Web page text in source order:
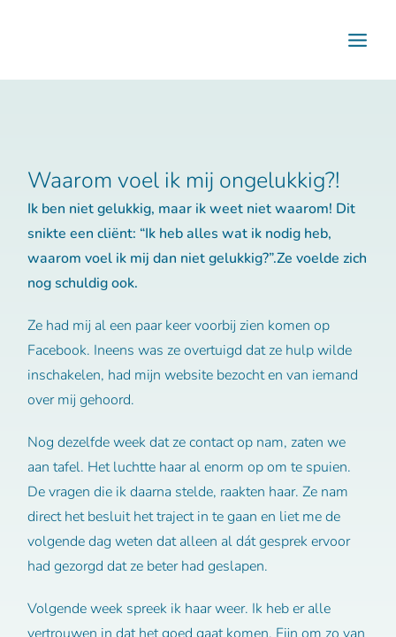
Waarom voel ik mij ongelukkig?!
Ik ben niet gelukkig, maar ik weet niet waarom! Dit
snikte een cliënt: “Ik heb alles wat ik nodig heb,
waarom voel ik mij dan niet gelukkig?”.Ze voelde zich
nog schuldig ook.
Ze had mij al een paar keer voorbij zien komen op
Facebook. Ineens was ze overtuigd dat ze hulp wilde
inschakelen, had mijn website bezocht en van iemand
over mij gehoord.
Nog dezelfde week dat ze contact op nam, zaten we
aan tafel. Het luchtte haar al enorm op om te spuien.
De vragen die ik daarna stelde, raakten haar. Ze nam
direct het besluit het traject in te gaan en liet me de
volgende dag weten dat alleen al dát gesprek ervoor
had gezorgd dat ze beter had geslapen.
Volgende week spreek ik haar weer. Ik heb er alle